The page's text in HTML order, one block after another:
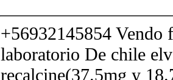
+56932145854 Vendo
laboratorio De chile
recalcine(37.5mg y